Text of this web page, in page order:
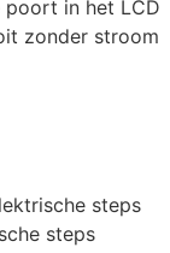
in het LCD
zonder stroom